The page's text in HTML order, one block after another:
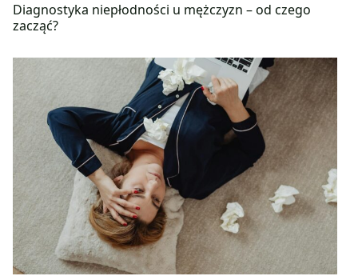
Diagnostyka niepłodności u mężczyzn – od czego
zacząć?